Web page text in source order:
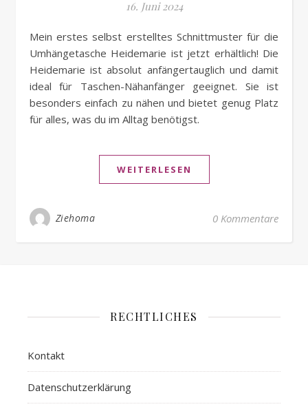
16. Juni 2024
Mein erstes selbst erstelltes Schnittmuster für die
Umhängetasche Heidemarie ist jetzt erhältlich! Die
Heidemarie ist absolut anfängertauglich und damit
ideal für Taschen-Nähanfänger geeignet. Sie ist
besonders einfach zu nähen und bietet genug Platz
für alles, was du im Alltag benötigst.
WEITERLESEN
Ziehoma 0 Kommentare
RECHTLICHES
Kontakt
Datenschutzerklärung